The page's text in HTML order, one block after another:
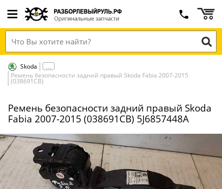
Skoda
Ремень безопасности задний правый Skoda Fabia 2007-2015
(038691СВ)
Ремень безопасности задний правый Skoda
Fabia 2007-2015 (038691СВ) 5J6857448A